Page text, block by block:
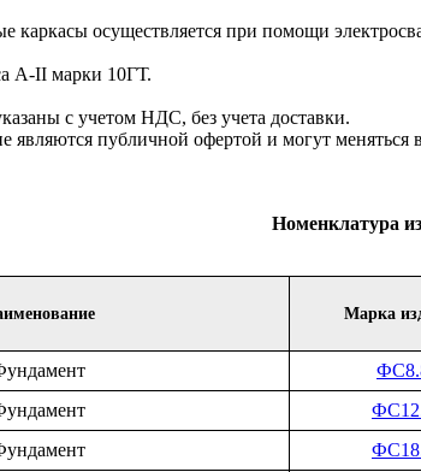
каркасы осуществляется при помощи
А-II марки 10ГТ.
с учетом НДС, без учета доставки.
публичной офертой и могут меняться
Номенклатура
Марка